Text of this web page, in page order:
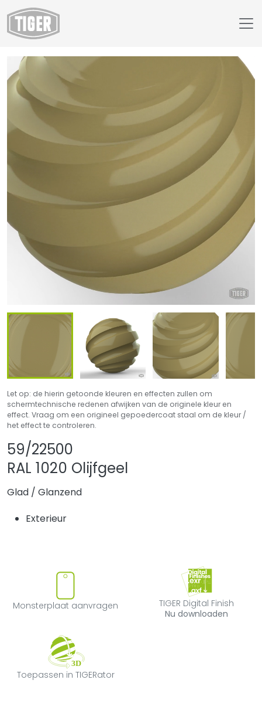
Webshop
59/22500 - RAL 1020 Olijfgeel
Let op: de hierin getoonde kleuren en effecten zullen om
schermtechnische redenen afwijken van de originele kleur en
effect. Vraag om een origineel gepoedercoat staal om de kleur /
het effect te controleren.
59/22500
RAL 1020 Olijfgeel
Glad / Glanzend
Exterieur
Monsterplaat aanvragen
Monsterplaat aanvragen
TIGER Digital
TIGER Digital Finish
Nu downloaden
Toepassen in TIGERator
Toepassen in TIGERator